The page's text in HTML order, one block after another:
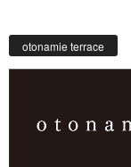
otonamie terrace